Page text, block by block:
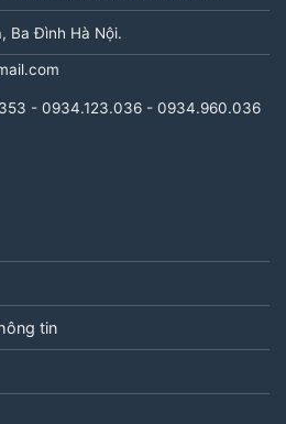
Ba Đình Hà Nội.
- 0934.123.036 - 0934.960.036
tin